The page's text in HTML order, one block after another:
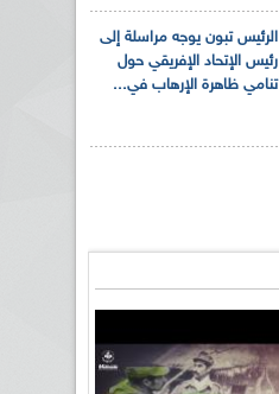
الرئيس تبون يوجه مراسلة إلى
رئيس الإتحاد الإفريقي حول
تنامي ظاهرة الإرهاب في...